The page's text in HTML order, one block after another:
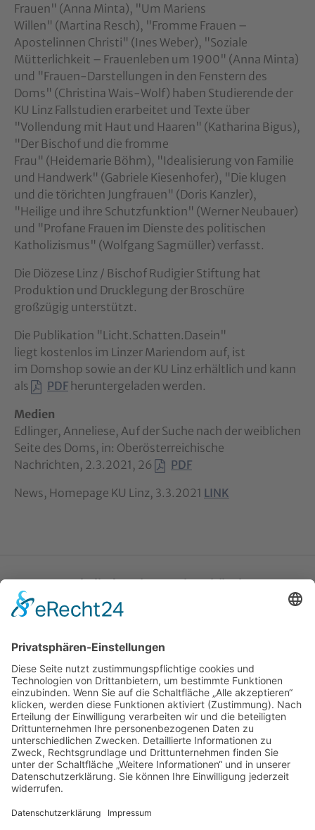
Frauen" (Anna Minta), "Um Mariens
Willen" (Martina Resch), "Fromme Frauen –
Apostelinnen Christi" (Ines Weber), "Soziale
Mütterlichkeit – Frauenleben um 1900" (Anna Minta)
und "Frauen-Darstellungen in den Fenstern des
Doms" (Christina Wais-Wolf) haben Studierende der
KU Linz Fallstudien erarbeitet und Texte über
"Vollendung mit Haut und Haaren" (Katharina Bigus),
"Der Bischof und die fromme
Frau" (Heidemarie Böhm), "Idealisierung von Familie
und Handwerk" (Gabriele Kiesenhofer), "Die klugen
und die törichten Jungfrauen" (Doris Kanzler),
"Heilige und ihre Schutzfunktion" (Werner Neubauer)
und "Profane Frauen im Dienste des politischen
Katholizismus" (Wolfgang Sagmüller) verfasst.
Die Diözese Linz / Bischof Rudigier Stiftung hat
Produktion und Drucklegung der Broschüre
großzügig unterstützt.
Die Publikation "Licht.Schatten.Dasein"
liegt kostenlos im Linzer Mariendom auf, ist
im Domshop sowie an der KU Linz erhältlich und kann
als
PDF heruntergeladen werden.
Medien
Edlinger, Anneliese, Auf der Suche nach der weiblichen
Seite des Doms, in: Oberösterreichische
Nachrichten, 2.3.2021, 26
PDF
News, Homepage KU Linz, 3.3.2021 LINK
Katholische Privat-Universität Linz
Bethlehemstraße 20
T:+43 732 / 784293
E:office[at]ku-linz.at